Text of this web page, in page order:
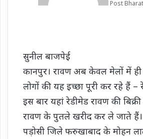
Post
सुनील बाजपेई
कानपुर। रावण अब केवल मेलों में
लोगों की यह इच्छा पूरी कर रहे हैं
इस बार यहां रेडीमेड रावण की
रावण के पुतले खरीद कर ले जाते हैं।
पड़ोसी जिले फरुखाबाद के मोहन